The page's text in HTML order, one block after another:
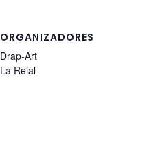
ORGANIZADORES
Drap-Art
La Reial